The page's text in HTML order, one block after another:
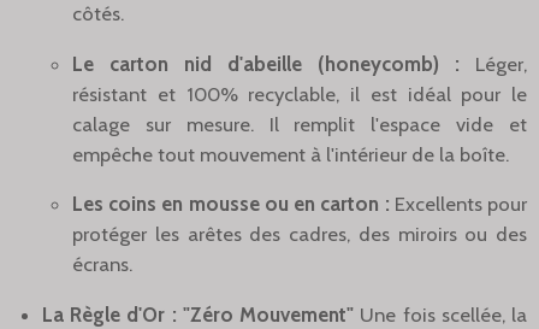
côtés.
Le carton nid d'abeille (honeycomb) :
Léger,
résistant et 100% recyclable, il est idéal pour le
calage sur mesure. Il remplit l'espace vide et
empêche tout mouvement à l'intérieur de la boîte.
Les coins en mousse ou en carton : Excellents pour
protéger les arêtes des cadres, des miroirs ou des
écrans.
La Règle d'Or : "Zéro Mouvement" Une fois scellée, la